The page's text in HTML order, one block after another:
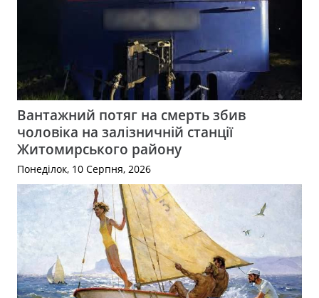
Вантажний потяг на смерть збив
чоловіка на залізничній станції
Житомирського району
Понеділок, 10 Серпня, 2026